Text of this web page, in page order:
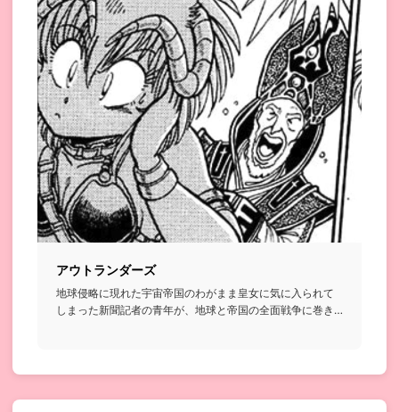
アウトランダーズ
地球侵略に現れた宇宙帝国のわがまま皇女に気に入られて
しまった新聞記者の青年が、地球と帝国の全面戦争に巻き